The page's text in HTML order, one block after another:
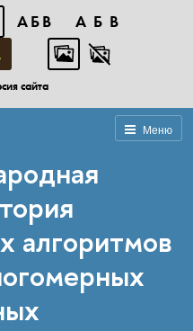
АБВ
АБВ
сайта
Меню
алгоритмов